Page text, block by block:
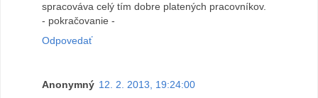
spracováva celý tím dobre platených pracovníkov.
- pokračovanie -
Odpovedať
Anonymný 12. 2. 2013, 19:24:00